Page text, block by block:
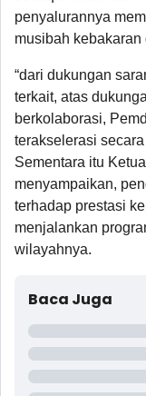
penyalurannya
musibah
“dari dukungan
terkait, atas
berkolaborasi,
terakselerasi
Sementara itu
menyampaikan,
terhadap prestasi
menjalankan
wilayahnya.
Baca Juga